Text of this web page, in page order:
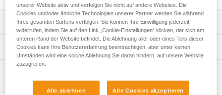
Leistungsverzeichnis
Konzipiert für das Hantieren mittelschwerer Lasten:
- Hoher Wirkungsgrad dank der Laufrolle mit gekapseltem
Kugellager.
Übungen oder Einsätzen.
Technische Spezifikationen
Seil-Kompatibilität: 6 bis 11 mm
Durchmesser der Seilscheibe: 25 mm
Gebrauchsanleitung
unserer Website aktiv und verfolgen Sie nicht auf andere Websites. Die
Cookies und/oder ähnliche Technologien unserer Partner werden Sie während
Ihres gesamten Surfens verfolgen. Sie können Ihre Einwilligung jederzeit
widerrufen, indem Sie auf den Link „Cookie-Einstellungen“ klicken, der sich am
unteren Rand der Website befindet. Die Ablehnung aller oder eines Teils dieser
Cookies kann Ihre Benutzererfahrung beeinträchtigen, aber unter keinen
Umständen wird eine solche Ablehnung Sie daran hindern, auf unsere Website
zuzugreifen.
Alle ablehnen Alle Cookies akzeptieren